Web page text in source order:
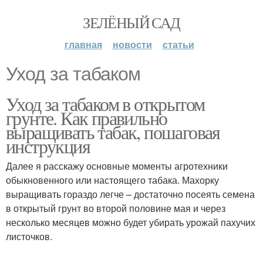
ЗЕЛЁНЫЙ САД
главная новости статьи
Уход за табаком
Уход за табаком в открытом
грунте. Как правильно
выращивать табак, пошаговая
инструкция
Далее я расскажу основные моменты агротехники
обыкновенного или настоящего табака. Махорку
выращивать гораздо легче – достаточно посеять семена
в открытый грунт во второй половине мая и через
несколько месяцев можно будет убирать урожай пахучих
листочков.